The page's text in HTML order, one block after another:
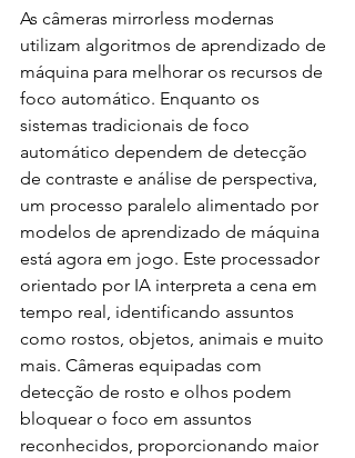
As câmeras mirrorless modernas
utilizam algoritmos de aprendizado de
máquina para melhorar os recursos de
foco automático. Enquanto os
sistemas tradicionais de foco
automático dependem de detecção
de contraste e análise de perspectiva,
um processo paralelo alimentado por
modelos de aprendizado de máquina
está agora em jogo. Este processador
orientado por IA interpreta a cena em
tempo real, identificando assuntos
como rostos, objetos, animais e muito
mais. Câmeras equipadas com
detecção de rosto e olhos podem
bloquear o foco em assuntos
reconhecidos, proporcionando maior